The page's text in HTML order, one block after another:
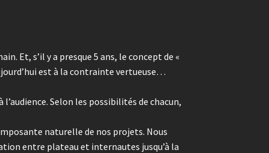
Et, s’il y a presque 5 ans, le concept de «
est à la contrainte vertueuse…
Selon les possibilités de chacun,
naturelle de nos projets. Nous
entre plateau et internautes jusqu’à la